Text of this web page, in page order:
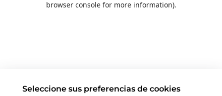
browser console for more information).
Seleccione sus preferencias de cookies